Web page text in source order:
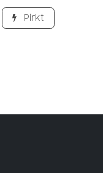
Pirkt